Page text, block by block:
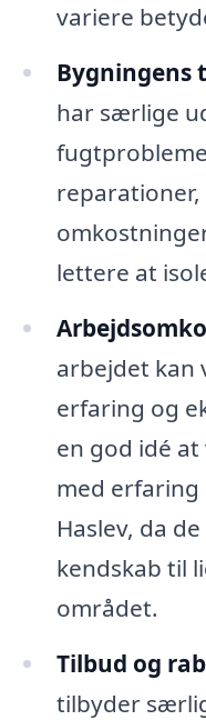
variere
Bygningens
har særlige
lettere at
arbejdet kan
erfaring og
en god idé
med
Haslev, da
kendskab til
området.
Tilbud og
tilbyder